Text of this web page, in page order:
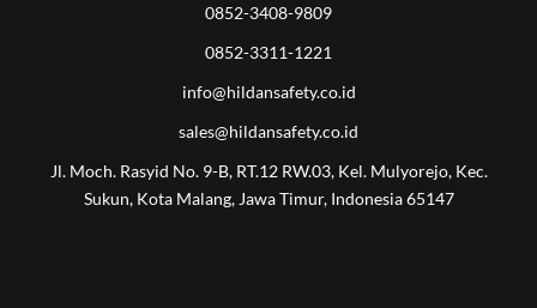
0852-3408-9809
0852-3311-1221
info@hildansafety.co.id
sales@hildansafety.co.id
Jl. Moch. Rasyid No. 9-B, RT.12 RW.03, Kel. Mulyorejo, Kec.
Sukun, Kota Malang, Jawa Timur, Indonesia 65147